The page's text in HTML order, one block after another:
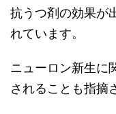
抗うつ剤の効果が
れています。
ニューロン新生に
されることも指摘